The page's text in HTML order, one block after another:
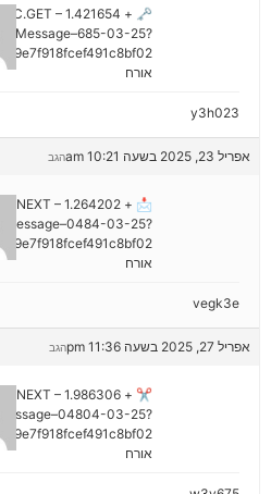
🗝 + 1.421654 BTC.GET –
Message–685-03-25?
🗝
אורח
y3h023
אפריל 23, 2025 בשעה 10:21 am הגב
1.264202 BTC.NEXT –
Message–0484-03-25?
📩
אורח
vegk3e
אפריל 27, 2025 בשעה 11:36 pm הגב
1.986306 BTC.NEXT –
03-25?
✂
אורח